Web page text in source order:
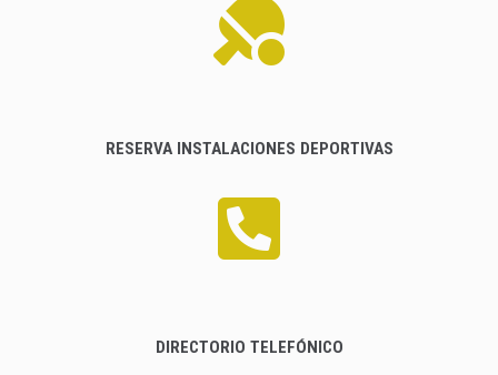
RESERVA INSTALACIONES DEPORTIVAS
DIRECTORIO TELEFÓNICO